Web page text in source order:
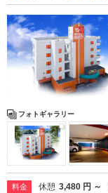
フォトギャラリー
料金 休憩 3,480 円 ～